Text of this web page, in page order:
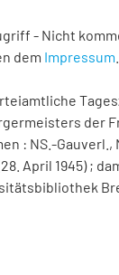
- Nicht
dem Impressum
der
: NS.-Gauverl.,
April 1945) ;